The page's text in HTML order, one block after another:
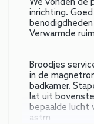
inrichting.
Verwarmde
Broodjes
in de
badkamer.
lat uit
bepaalde lucht
astm